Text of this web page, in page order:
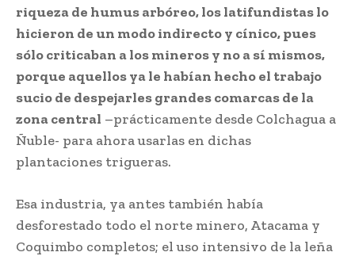
riqueza de humus arbóreo, los latifundistas lo
hicieron de un modo indirecto y cínico, pues
sólo criticaban a los mineros y no a sí mismos,
porque aquellos ya le habían hecho el trabajo
sucio de despejarles grandes comarcas de la
zona central –prácticamente desde Colchagua a
Ñuble- para ahora usarlas en dichas
plantaciones trigueras.
Esa industria, ya antes también había
desforestado todo el norte minero, Atacama y
Coquimbo completos; el uso intensivo de la leña